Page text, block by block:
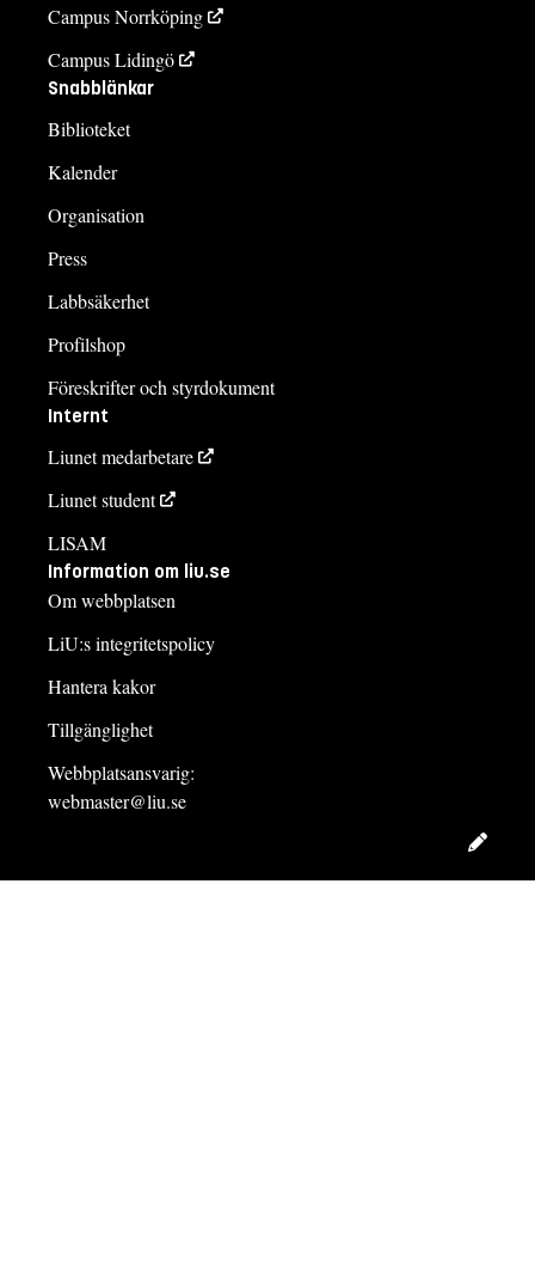
Campus Norrköping
Campus Lidingö
Snabblänkar
Biblioteket
Kalender
Organisation
Press
Labbsäkerhet
Profilshop
Föreskrifter och styrdokument
Internt
Liunet medarbetare
Liunet student
LISAM
Information om liu.se
Om webbplatsen
LiU:s integritetspolicy
Hantera kakor
Tillgänglighet
Webbplatsansvarig:
webmaster@liu.se